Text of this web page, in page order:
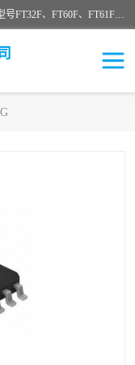
深圳悟芯电子科技有限公司目前主营的电子元器件型号FT32F、FT60F、FT61F、FT62F、FT64F、FT61FC、MCU EEPROM MOS LDO 稳压管 触摸IC DC-DC AC-DC 协议IC等，广泛应用于LED射灯、LED日光灯、等诸多领域。